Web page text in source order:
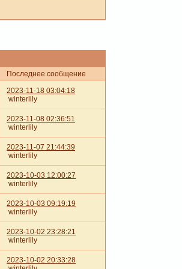
Последнее сообщение
2023-11-18 03:04:18
winterlily
2023-11-08 02:36:51
winterlily
2023-11-07 21:44:39
winterlily
2023-10-03 12:00:27
winterlily
2023-10-03 09:19:19
winterlily
2023-10-02 23:28:21
winterlily
2023-10-02 20:33:28